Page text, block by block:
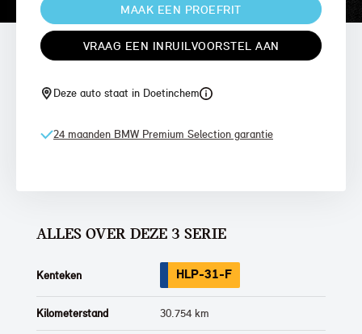
MAAK EEN PROEFRIT
VRAAG EEN INRUILVOORSTEL AAN
Deze auto staat in Doetinchem
24 maanden BMW Premium Selection garantie
ALLES OVER DEZE 3 SERIE
Kenteken HLP-31-F
Kilometerstand 30.754 km